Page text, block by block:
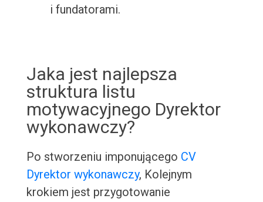
i fundatorami.
Jaka jest najlepsza
struktura listu
motywacyjnego Dyrektor
wykonawczy?
Po stworzeniu imponującego CV
Dyrektor wykonawczy, Kolejnym
krokiem jest przygotowanie